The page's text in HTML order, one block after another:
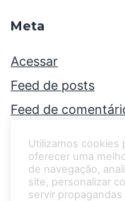
Meta
Acessar
Feed de posts
Feed de
Utilizamos cookies
oferecer uma
de navegação,
site, personalizar
servir